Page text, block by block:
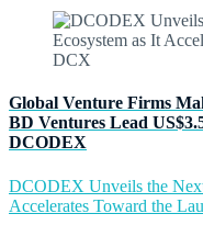
Global Venture Firms
BD Ventures Lead
DCODEX
DCODEX Unveils the
Accelerates Toward the